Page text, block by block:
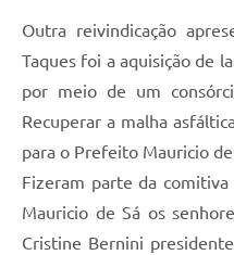
Outra reivindicação
Taques foi a aquisição de
por meio de um
Recuperar a malha
para o Prefeito Mauricio de
Fizeram parte da
Mauricio de Sá os
Cristine Bernini